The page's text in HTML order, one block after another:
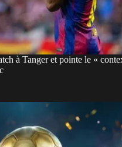
à Tanger et pointe le «